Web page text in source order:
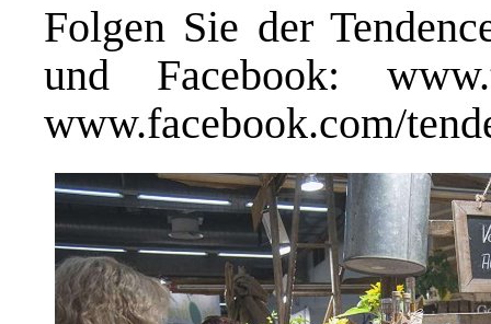
Folgen Sie der
und Facebook:
www.facebook.com/